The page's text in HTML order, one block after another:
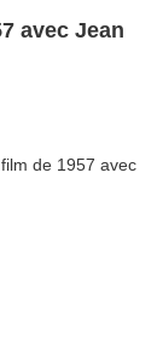
avec Jean